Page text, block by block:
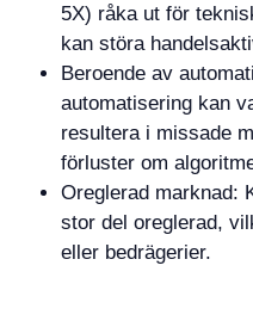
5X) råka ut för
kan störa
Beroende av
automatisering kan
resultera i missade
förluster om
Oreglerad marknad:
stor del oreglerad,
eller bedrägerier.